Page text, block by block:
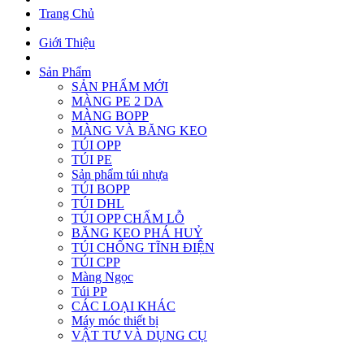
Trang Chủ
Giới Thiệu
Sản Phẩm
SẢN PHẨM MỚI
MÀNG PE 2 DA
MÀNG BOPP
MÀNG VÀ BĂNG KEO
TÚI OPP
TÚI PE
Sản phẩm túi nhựa
TÚI BOPP
TÚI DHL
TÚI OPP CHẤM LỖ
BĂNG KEO PHÁ HUỶ
TÚI CHỐNG TĨNH ĐIỆN
TÚI CPP
Màng Ngọc
Túi PP
CÁC LOẠI KHÁC
Máy móc thiết bị
VẬT TƯ VÀ DỤNG CỤ